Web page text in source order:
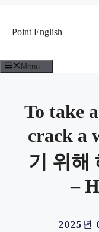
건
너
Point English
Menu
To take
crack a
기 위해
–
2025년